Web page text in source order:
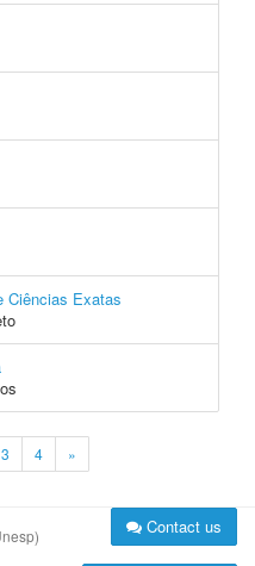
Ciências Exatas
3 4 »
Contact us